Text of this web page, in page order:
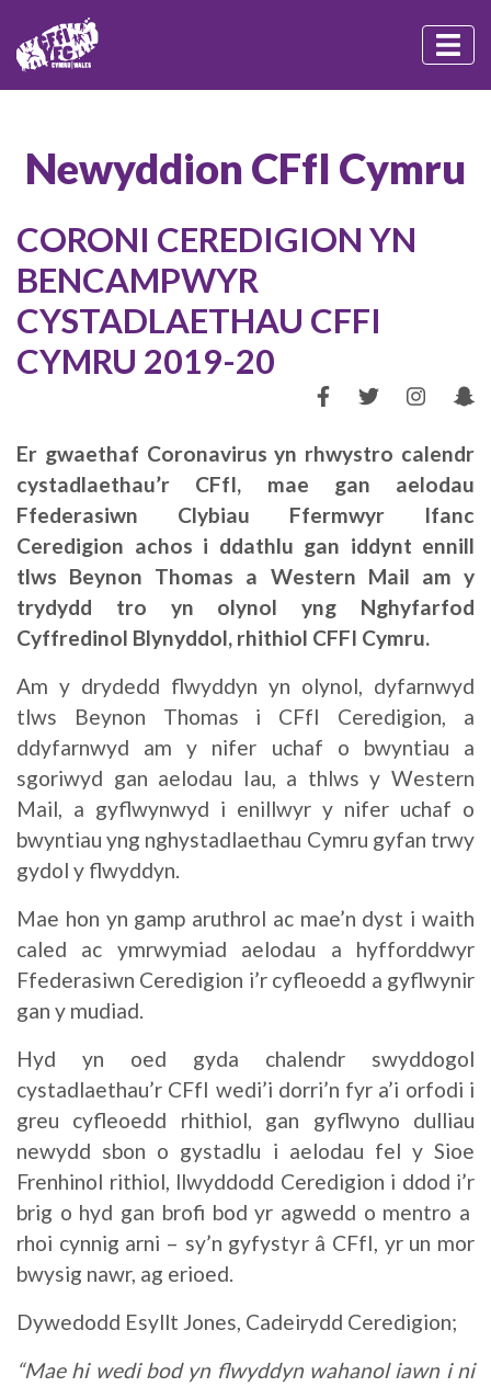
Newyddion CFfI Cymru
CORONI CEREDIGION YN
BENCAMPWYR
CYSTADLAETHAU CFFI
CYMRU 2019-20
Er gwaethaf Coronavirus yn rhwystro calendr
cystadlaethau’r CFfI, mae gan aelodau
Ffederasiwn Clybiau Ffermwyr Ifanc
Ceredigion achos i ddathlu gan iddynt ennill
tlws Beynon Thomas a Western Mail am y
trydydd tro yn olynol yng Nghyfarfod
Cyffredinol Blynyddol, rhithiol CFFI Cymru.
Am y drydedd flwyddyn yn olynol, dyfarnwyd
tlws Beynon Thomas i CFfI Ceredigion, a
ddyfarnwyd am y nifer uchaf o bwyntiau a
sgoriwyd gan aelodau Iau, a thlws y Western
Mail, a gyflwynwyd i enillwyr y nifer uchaf o
bwyntiau yng nghystadlaethau Cymru gyfan trwy
gydol y flwyddyn.
Mae hon yn gamp aruthrol ac mae’n dyst i waith
caled ac ymrwymiad aelodau a hyfforddwyr
Ffederasiwn Ceredigion i’r cyfleoedd a gyflwynir
gan y mudiad.
Hyd yn oed gyda chalendr swyddogol
cystadlaethau’r CFfI wedi’i dorri’n fyr a’i orfodi i
greu cyfleoedd rhithiol, gan gyflwyno dulliau
newydd sbon o gystadlu i aelodau fel y Sioe
Frenhinol rithiol, llwyddodd Ceredigion i ddod i’r
brig o hyd gan brofi bod yr agwedd o mentro a
rhoi cynnig arni – sy’n gyfystyr â CFfI, yr un mor
bwysig nawr, ag erioed.
Dywedodd Esyllt Jones, Cadeirydd Ceredigion;
“Mae hi wedi bod yn flwyddyn wahanol iawn i ni